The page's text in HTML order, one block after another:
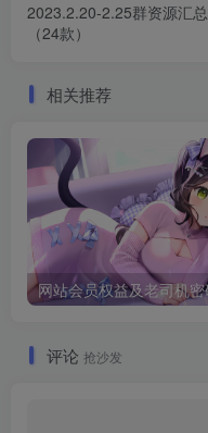
2023.2.20-2.25群资源汇总
（24款）
相关推荐
评论 抢沙发